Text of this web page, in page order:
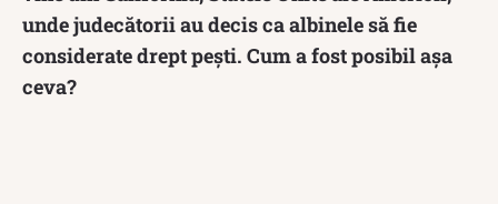
unde judecătorii au decis ca albinele să fie
considerate drept pești. Cum a fost posibil așa
ceva?